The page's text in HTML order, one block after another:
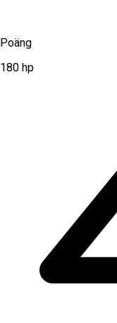
Poäng
180 hp